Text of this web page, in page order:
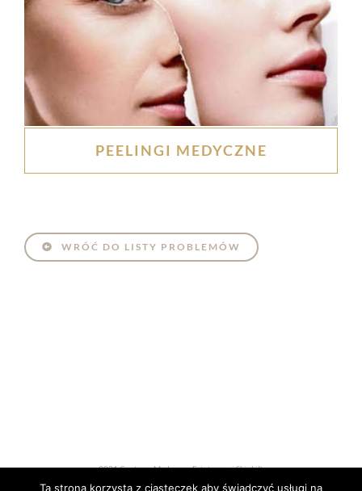
PEELINGI MEDYCZNE
WRÓĆ DO LISTY PROBLEMÓW
2021 Centrum Medycyny Estetycznej SkinLift
Ta strona korzysta z ciasteczek aby świadczyć usługi na